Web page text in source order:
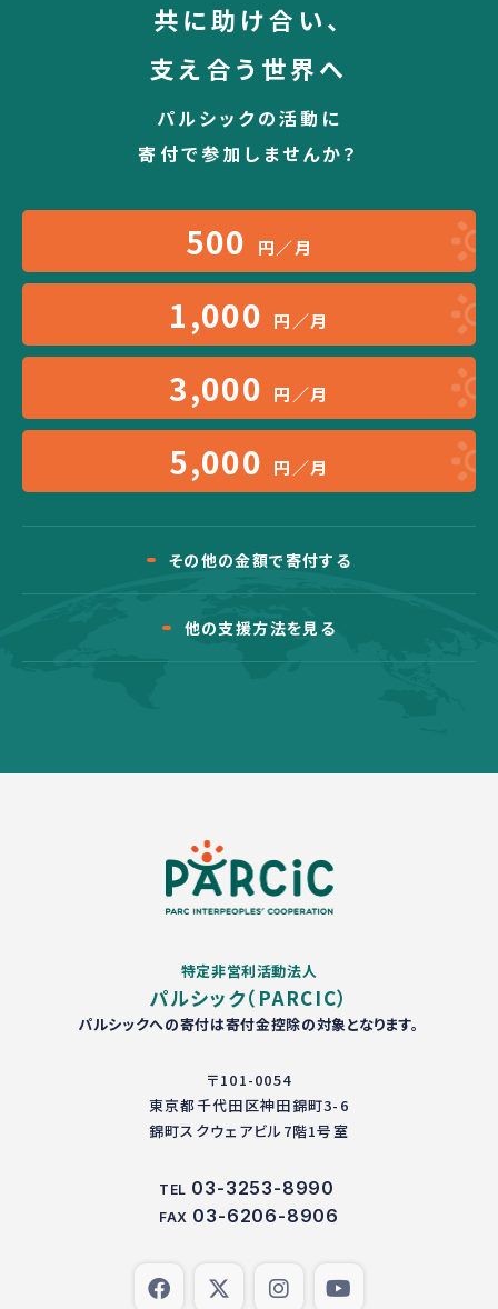
共に助け合い、
支え合う世界へ
パルシックの活動に
寄付で参加しませんか？
500 円／月
1,000 円／月
3,000 円／月
5,000 円／月
その他の金額で寄付する
他の支援方法を見る
特定非営利活動法人
パルシック（PARCIC）
パルシックへの寄付は寄付金控除の対象となります。
〒101-0054
東京都千代田区神田錦町3-6
錦町スクウェアビル7階1号室
TEL 03-3253-8990
FAX 03-6206-8906